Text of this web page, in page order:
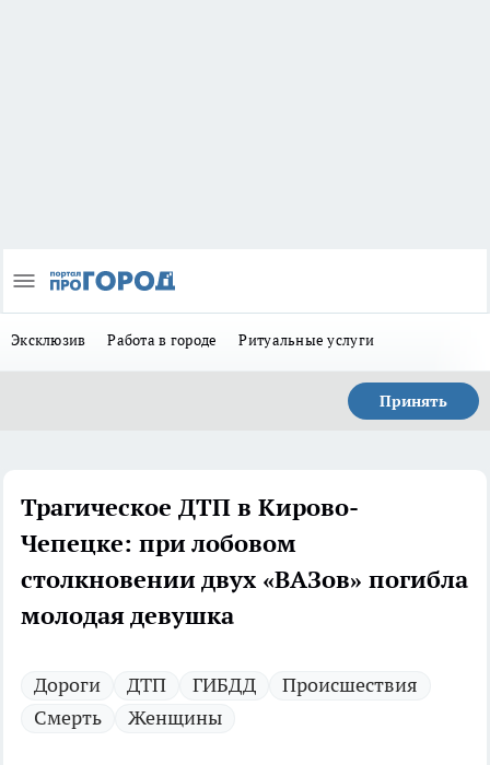
Эксклюзив Работа в городе Ритуальные услуги
Принять
Трагическое ДТП в Кирово-
Чепецке: при лобовом
столкновении двух «ВАЗов» погибла
молодая девушка
Дороги ДТП ГИБДД
Происшествия
Смерть
Женщины